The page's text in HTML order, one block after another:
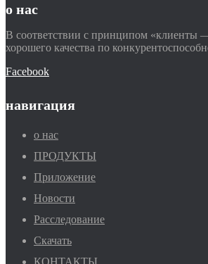
о нас
В соответствии с принципом «клиенты
хорошего качества по
Facebook
навигация
о нас
ПРОДУКТЫ
Приложение
Новости
Расследование
Скачать
КОНТАКТЫ